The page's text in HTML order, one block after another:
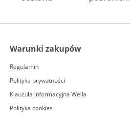
Warunki zakupów
Regulamin
Polityka prywatności
Klauzula informacyjna Wella
Polityka cookies